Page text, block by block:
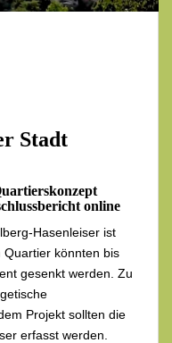
Stadt
online
Hasenleiser ist
Quartier könnten bis
gesenkt werden. Zu
Projekt sollten die
erfasst werden.